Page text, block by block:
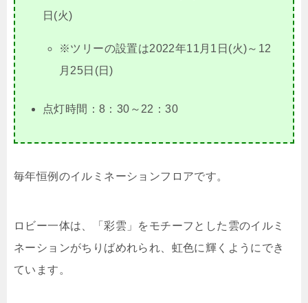
日(火)
※ツリーの設置は2022年11月1日(火)～12
月25日(日)
点灯時間：8：30～22：30
毎年恒例のイルミネーションフロアです。
ロビー一体は、「彩雲」をモチーフとした雲のイルミ
ネーションがちりばめれられ、虹色に輝くようにでき
ています。